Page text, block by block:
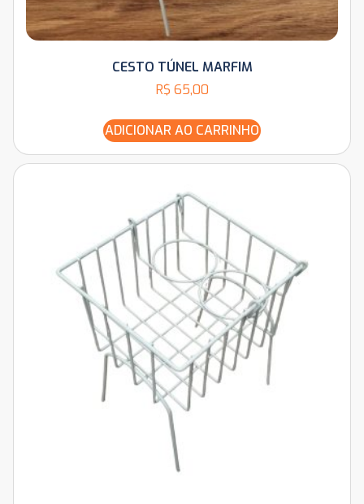
CESTO TÚNEL MARFIM
R$ 65,00
ADICIONAR AO CARRINHO